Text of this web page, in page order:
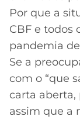
Por que a
CBF e todos
pandemia
Se a
com o “que
carta aberta,
assim que a